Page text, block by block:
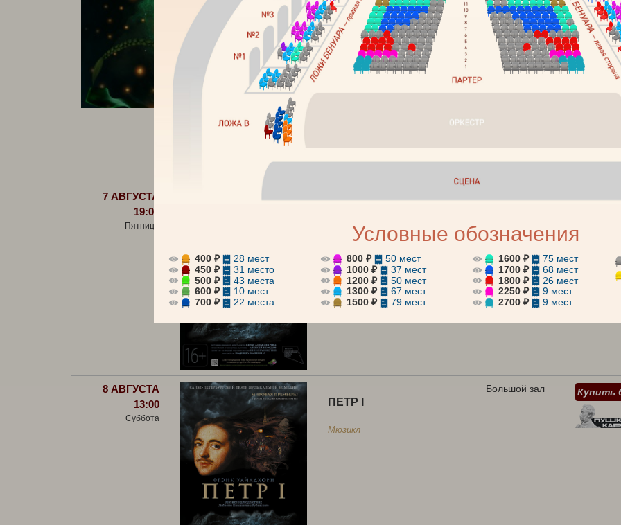
Все
7 АВГУСТА
19:00
Пятница
Мюзикл
Купить
8 АВГУСТА
13:00
Суббота
ПЕТР I
Мюзикл
Большой зал Купить
Условные обозначения
400 ₽
28 мест
450 ₽
31 место
500 ₽
43 места
600 ₽
10 мест
700 ₽
22 места
800 ₽
50 мест
1000 ₽
37 мест
1200 ₽
50 мест
1300 ₽
67 мест
1500 ₽
79 мест
1600 ₽
75 мест
1700 ₽
68 мест
1800 ₽
26 мест
2250 ₽
9 мест
2700 ₽
9 мест